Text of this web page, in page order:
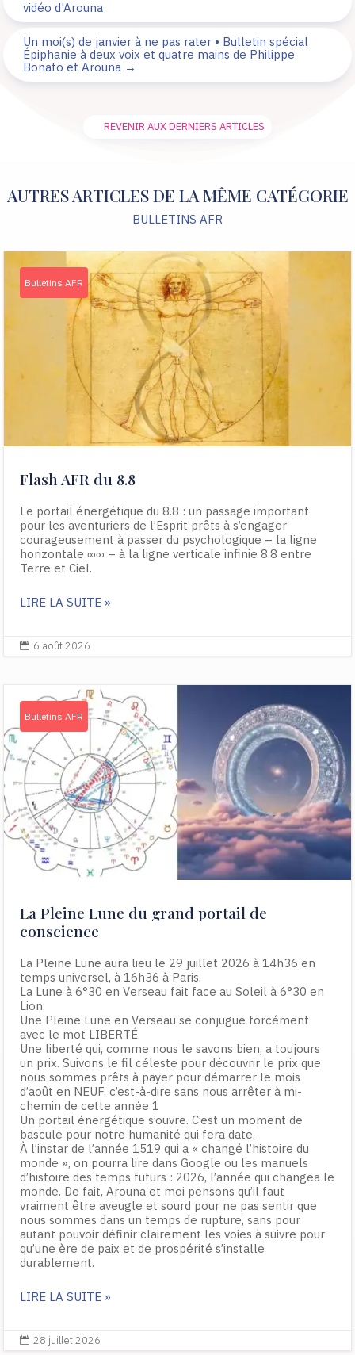
vidéo d'Arouna
Un moi(s) de janvier à ne pas rater • Bulletin spécial
Épiphanie à deux voix et quatre mains de Philippe
Bonato et Arouna →
REVENIR AUX DERNIERS ARTICLES
AUTRES ARTICLES DE LA MÊME CATÉGORIE
BULLETINS AFR
Bulletins AFR
Flash AFR du 8.8
Le portail énergétique du 8.8 : un passage important
pour les aventuriers de l’Esprit prêts à s’engager
courageusement à passer du psychologique – la ligne
horizontale ∞∞ – à la ligne verticale infinie 8.8 entre
Terre et Ciel.
LIRE LA SUITE »
 6 août 2026
Bulletins AFR
La Pleine Lune du grand portail de
conscience
La Pleine Lune aura lieu le 29 juillet 2026 à 14h36 en
temps universel, à 16h36 à Paris.
La Lune à 6°30 en Verseau fait face au Soleil à 6°30 en
Lion.
Une Pleine Lune en Verseau se conjugue forcément
avec le mot LIBERTÉ.
Une liberté qui, comme nous le savons bien, a toujours
un prix. Suivons le fil céleste pour découvrir le prix que
nous sommes prêts à payer pour démarrer le mois
d’août en NEUF, c’est-à-dire sans nous arrêter à mi-
chemin de cette année 1
Un portail énergétique s’ouvre. C’est un moment de
bascule pour notre humanité qui fera date.
À l’instar de l’année 1519 qui a « changé l’histoire du
monde », on pourra lire dans Google ou les manuels
d’histoire des temps futurs : 2026, l’année qui changea le
monde. De fait, Arouna et moi pensons qu’il faut
vraiment être aveugle et sourd pour ne pas sentir que
nous sommes dans un temps de rupture, sans pour
autant pouvoir définir clairement les voies à suivre pour
qu’une ère de paix et de prospérité s’installe
durablement.
LIRE LA SUITE »
 28 juillet 2026